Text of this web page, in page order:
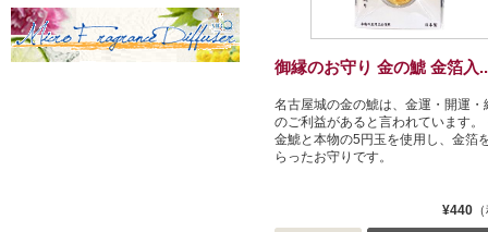
御縁のお守り 金の鯱 金箔入
名古屋城の金の鯱は、金運・開運・
のご利益があると言われています。
金鯱と本物の5円玉を使用し、金箔
らったお守りです。
¥440